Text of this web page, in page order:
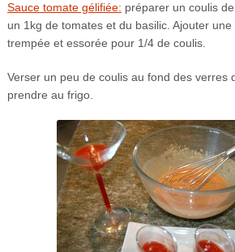
Sauce tomate gélifiée: préparer un coulis
un 1kg de tomates et du basilic. Ajouter
trempée et essorée pour 1/4 de coulis.
Verser un peu de coulis au fond des verres
prendre au frigo.